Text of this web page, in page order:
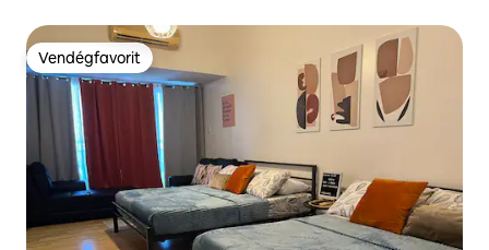
Vendégfavorit
Vendégfavorit